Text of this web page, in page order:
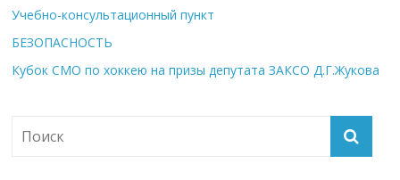
Учебно-консультационный пункт
БЕЗОПАСНОСТЬ
Кубок СМО по хоккею на призы депутата ЗАКСО Д.Г.Жукова